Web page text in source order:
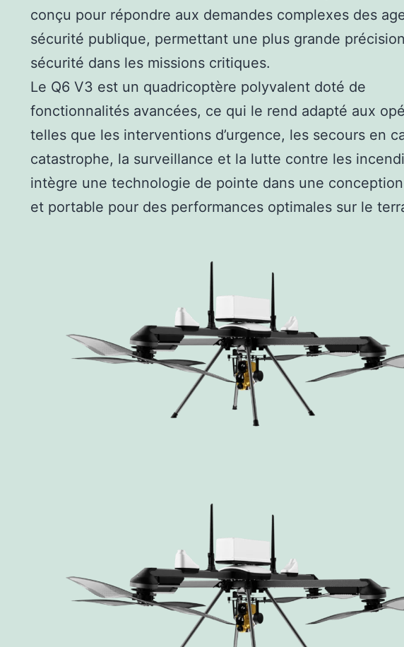
conçu pour répondre aux demandes complexes des
sécurité publique, permettant une plus grande
sécurité dans les missions critiques.
Le Q6 V3 est un quadricoptère polyvalent doté de
fonctionnalités avancées, ce qui le rend adapté aux
telles que les interventions d’urgence, les secours en
catastrophe, la surveillance et la lutte contre les
intègre une technologie de pointe dans une
et portable pour des performances optimales sur le